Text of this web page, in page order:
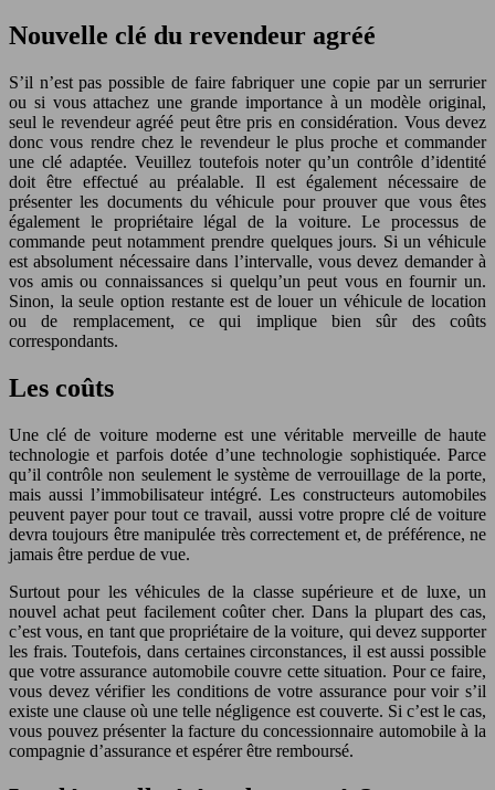
Nouvelle clé du revendeur agréé
S’il n’est pas possible de faire fabriquer une copie par un serrurier
ou si vous attachez une grande importance à un modèle original,
seul le revendeur agréé peut être pris en considération. Vous devez
donc vous rendre chez le revendeur le plus proche et commander
une clé adaptée. Veuillez toutefois noter qu’un contrôle d’identité
doit être effectué au préalable. Il est également nécessaire de
présenter les documents du véhicule pour prouver que vous êtes
également le propriétaire légal de la voiture. Le processus de
commande peut notamment prendre quelques jours. Si un véhicule
est absolument nécessaire dans l’intervalle, vous devez demander à
vos amis ou connaissances si quelqu’un peut vous en fournir un.
Sinon, la seule option restante est de louer un véhicule de location
ou de remplacement, ce qui implique bien sûr des coûts
correspondants.
Les coûts
Une clé de voiture moderne est une véritable merveille de haute
technologie et parfois dotée d’une technologie sophistiquée. Parce
qu’il contrôle non seulement le système de verrouillage de la porte,
mais aussi l’immobilisateur intégré. Les constructeurs automobiles
peuvent payer pour tout ce travail, aussi votre propre clé de voiture
devra toujours être manipulée très correctement et, de préférence, ne
jamais être perdue de vue.
Surtout pour les véhicules de la classe supérieure et de luxe, un
nouvel achat peut facilement coûter cher. Dans la plupart des cas,
c’est vous, en tant que propriétaire de la voiture, qui devez supporter
les frais. Toutefois, dans certaines circonstances, il est aussi possible
que votre assurance automobile couvre cette situation. Pour ce faire,
vous devez vérifier les conditions de votre assurance pour voir s’il
existe une clause où une telle négligence est couverte. Si c’est le cas,
vous pouvez présenter la facture du concessionnaire automobile à la
compagnie d’assurance et espérer être remboursé.